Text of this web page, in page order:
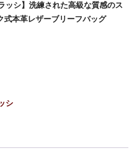
シ】洗練された高級な質感のス
式本革レザーブリーフバッグ
シ